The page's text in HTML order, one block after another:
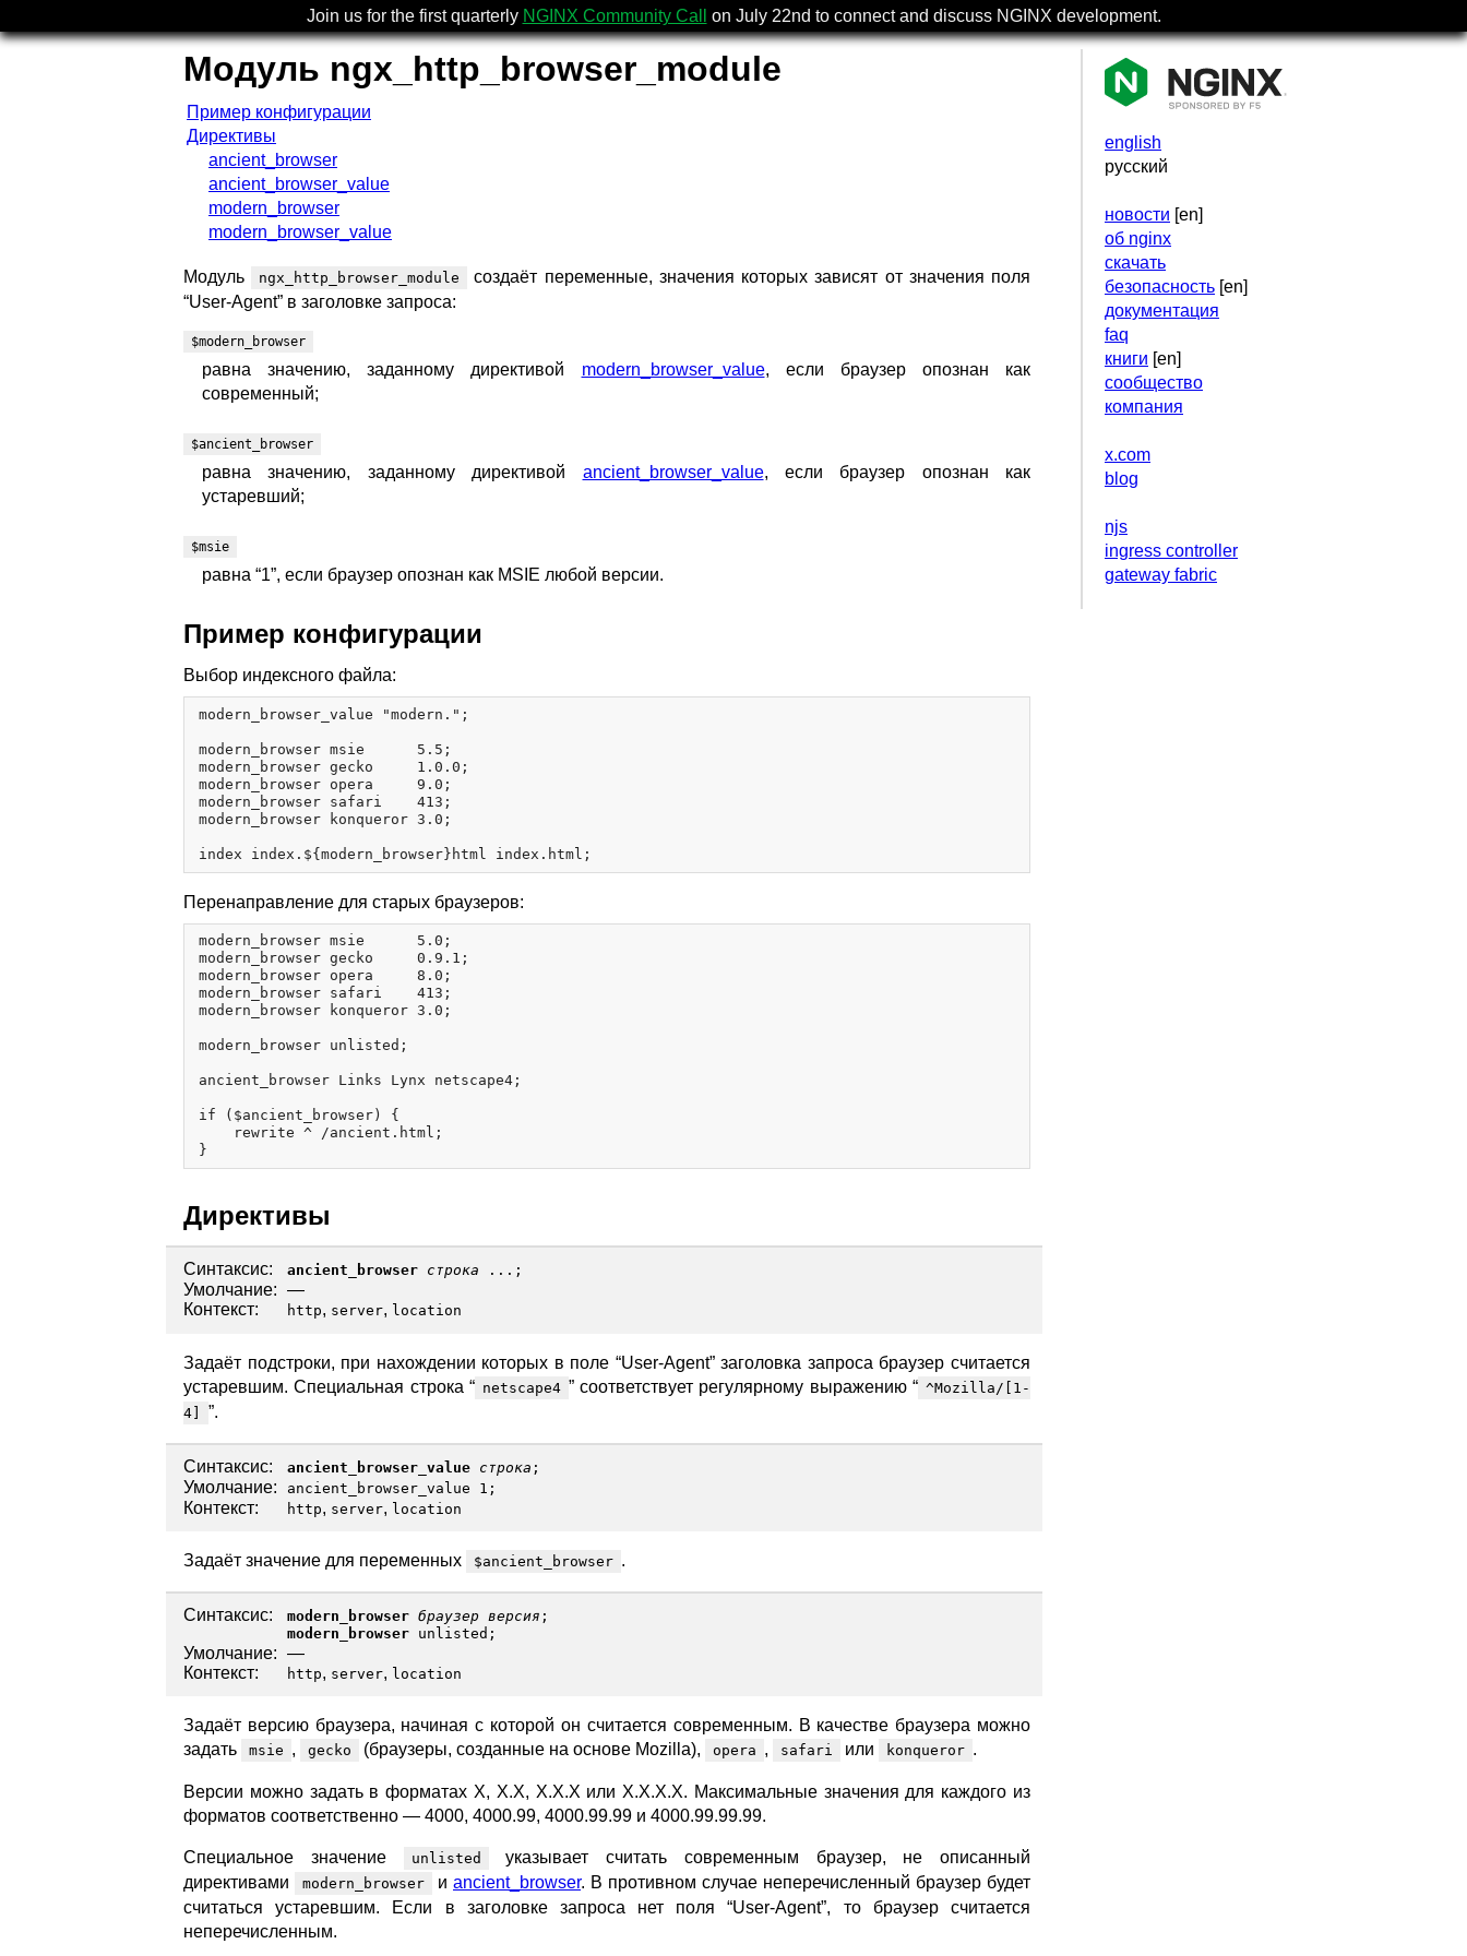
Join us for the first quarterly NGINX Community Call on July 22nd to connect and discuss NGINX development.
english
русский
новости [en]
об nginx
скачать
безопасность [en]
документация
faq
книги [en]
сообщество
компания
x.com
blog
njs
ingress controller
gateway fabric
Модуль ngx_http_browser_module
Пример конфигурации
Директивы
ancient_browser
ancient_browser_value
modern_browser
modern_browser_value
Модуль ngx_http_browser_module
создаёт переменные, значения которых зависят от значения поля
“User-Agent” в заголовке запроса:
$modern_browser
равна значению, заданному директивой modern_browser_value, если браузер опознан как
современный;
$ancient_browser
равна значению, заданному директивой ancient_browser_value, если браузер опознан как
устаревший;
$msie
равна “1”, если браузер опознан как MSIE любой версии.
Пример конфигурации
Выбор индексного файла:
modern_browser_value "modern.";
modern_browser msie      5.5;
modern_browser gecko     1.0.0;
modern_browser opera     9.0;
modern_browser safari    413;
modern_browser konqueror 3.0;
Перенаправление для старых браузеров:
modern_browser msie      5.0;
modern_browser gecko     0.9.1;
modern_browser opera     8.0;
modern_browser safari    413;
modern_browser konqueror 3.0;
modern_browser unlisted;
ancient_browser Links Lynx netscape4;
if ($ancient_browser) {
    rewrite ^ /ancient.html;
Директивы
Синтаксис: ancient_browser строка ...;
Умолчание: —
Контекст:
http, server, location
Задаёт подстроки, при нахождении которых в поле “User-Agent” заголовка запроса браузер считается
устаревшим. Специальная строка “ netscape4 ” соответствует регулярному выражению “ ^Mozilla/[1-
4]
”.
Синтаксис: ancient_browser_value строка ;
Умолчание: ancient_browser_value 1;
Контекст: http, server, location
Задаёт значение для переменных $ancient_browser .
Синтаксис: modern_browser браузер версия ;
modern_browser unlisted ;
Умолчание: —
Контекст:
http, server, location
Задаёт версию браузера, начиная с которой он считается современным. В качестве браузера можно
задать
msie , gecko (браузеры, созданные на основе Mozilla), opera , safari или konqueror .
Версии можно задать в форматах X, X.X, X.X.X или X.X.X.X. Максимальные значения для каждого из
форматов соответственно — 4000, 4000.99, 4000.99.99 и 4000.99.99.99.
Специальное значение unlisted
указывает считать современным браузер, не описанный
директивами
modern_browser и ancient_browser. В противном случае неперечисленный браузер будет
считаться устаревшим. Если в заголовке запроса нет поля “User-Agent”, то браузер считается
неперечисленным.